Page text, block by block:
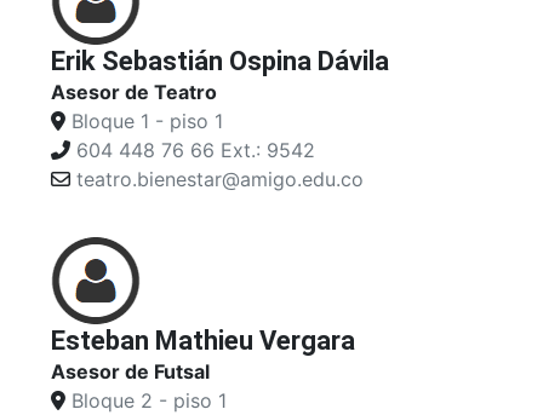
Erik Sebastián Ospina Dávila
Asesor de Teatro
Bloque 1 - piso 1
604 448 76 66 Ext.: 9542
teatro.bienestar@amigo.edu.co
Esteban Mathieu Vergara
Asesor de Futsal
Bloque 2 - piso 1